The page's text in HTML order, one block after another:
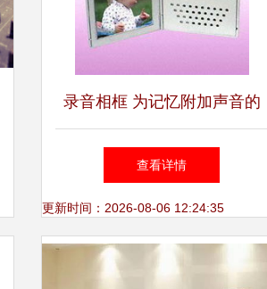
录音相框 为记忆附加声音的
全新交互体验
查看详情
更新时间：2026-08-06 12:24:35